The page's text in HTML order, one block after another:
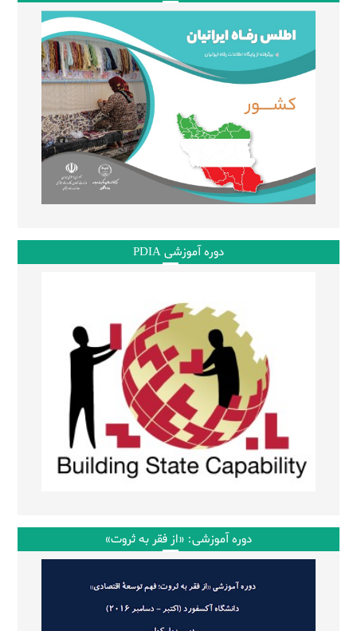
دوره آموزشی PDIA
دوره آموزشی: «از فقر به ثروت»